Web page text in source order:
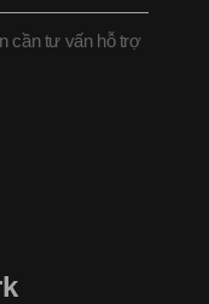
cần tư vấn hỗ trợ